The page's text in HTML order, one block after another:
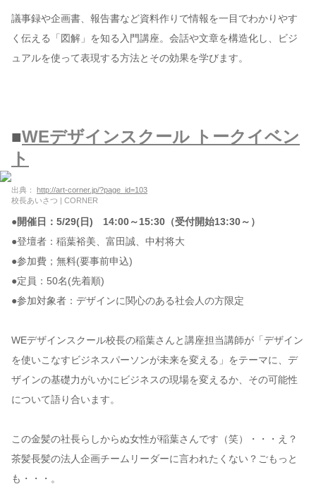
議事録や企画書、報告書など資料作りで情報を一目でわかりやす
く伝える「図解」を知る入門講座。会話や文章を構造化し、ビジ
ュアルを使って表現する方法とその効果を学びます。
■WEデザインスクール トークイベン
ト
出典：
http://art-corner.jp/?page_id=103
校長あいさつ | CORNER
●開催日：5/29(日) 14:00～15:30（受付開始13:30～）
●登壇者：稲葉裕美、富田誠、中村将大
●参加費；無料(要事前申込)
●定員：50名(先着順)
●参加対象者：デザインに関心のある社会人の方限定
WEデザインスクール校長の稲葉さんと講座担当講師が「デザイン
を使いこなすビジネスパーソンが未来を変える」をテーマに、デ
ザインの基礎力がいかにビジネスの現場を変えるか、その可能性
について語り合います。
この金髪の社長らしからぬ女性が稲葉さんです（笑）・・・え？
茶髪長髪の法人企画チームリーダーに言われたくない？ごもっと
も・・・。